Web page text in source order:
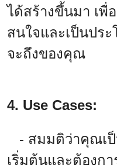
ได้สร้างขึ้นมา เพื่
สนใจและเป็นปร
จะถึงของคุณ
4. Use Cases:
- สมมติว่าคุณเป็
เริ่มต้นและต้องก